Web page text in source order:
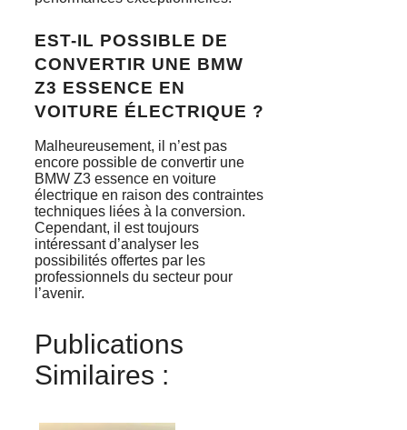
EST-IL POSSIBLE DE
CONVERTIR UNE BMW
Z3 ESSENCE EN
VOITURE ÉLECTRIQUE ?
Malheureusement, il n’est pas
encore possible de convertir une
BMW Z3 essence en voiture
électrique en raison des contraintes
techniques liées à la conversion.
Cependant, il est toujours
intéressant d’analyser les
possibilités offertes par les
professionnels du secteur pour
l’avenir.
Publications
Similaires :